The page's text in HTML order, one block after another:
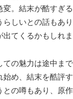
変。結末が酷すぎ
らしいとの話もあ
てくるかもしれま
ての魅力は途中ま
始め、結末を酷評
との噂もあり、原